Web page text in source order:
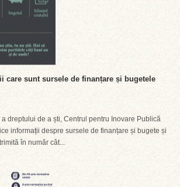
care sunt sursele de finanțare și bugetele
dreptului de a ști, Centrul pentru Inovare Publică
informații despre sursele de finanțare și bugete și
în număr cât...